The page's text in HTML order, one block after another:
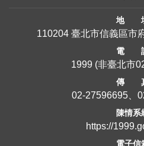
地
110204 臺北市信義區市
電
1999 (非臺北市
傳
02-27596695、
陳情系
https://
電子信